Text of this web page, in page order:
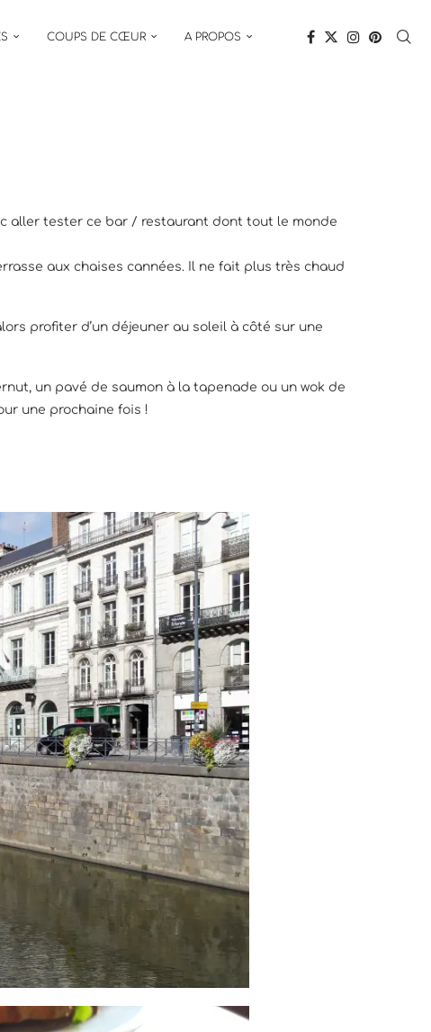
COUPS DE CŒUR A PROPOS
aller tester ce bar / restaurant dont tout le monde
aux chaises cannées. Il ne fait plus très chaud
profiter d’un déjeuner au soleil à côté sur une
un pavé de saumon à la tapenade ou un wok de
une prochaine fois !